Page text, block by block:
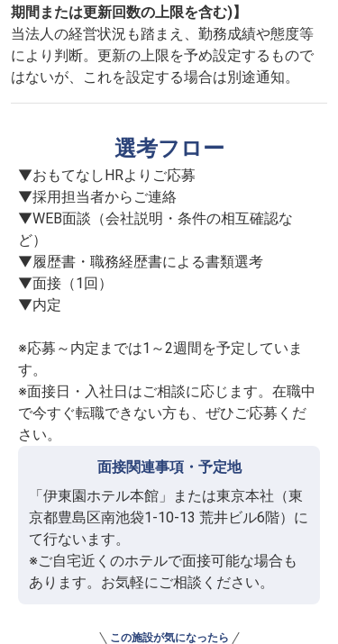
期間または更新回数の上限を含む)】
当法人の経営状況も踏まえ、勤務成績や態度等
により判断。更新の上限を予め設定するもので
はないが、これを設定する場合は別途通知。
選考フロー
▼おもてなしHRよりご応募
▼採用担当者からご連絡
▼WEB面談（会社説明・条件の相互確認な
ど）
▼履歴書・職務経歴書による書類選考
▼面接（1回）
▼内定
※応募～内定までは1～2週間を予定していま
す。
※面接日・入社日はご相談に応じます。在職中
で今すぐ転職できない方も、ぜひご応募くだ
さい。
面接関連事項・予定地
「伊東園ホテル本館」または東京本社（東
京都豊島区南池袋1-10-13 荒井ビル6階）に
て行ないます。
※ご自宅近くのホテルで面接可能な場合も
あります。お気軽にご相談ください。
この施設が気になったら